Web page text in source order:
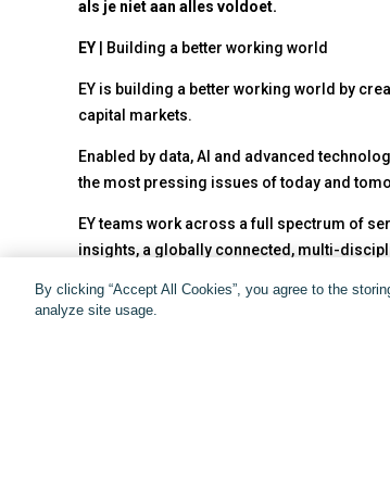
als je niet aan alles voldoet.
EY | Building a better working world
EY is building a better working world by
capital markets.
Enabled by data, AI and advanced
the most pressing issues of today and
EY teams work across a full spectrum of
insights, a globally connected, multi-
By clicking “Accept All Cookies”, you agree to the
analyze site usage.